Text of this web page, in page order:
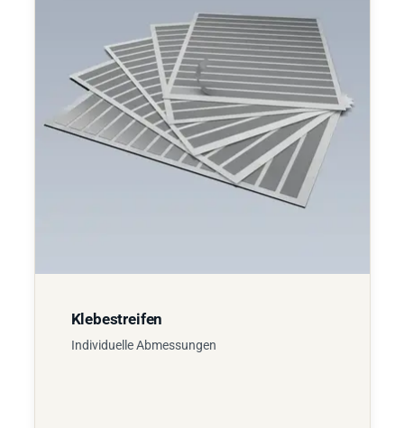
Klebestreifen
Individuelle Abmessungen